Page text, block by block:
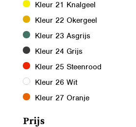
Kleur 21 Knalgeel
Kleur 22 Okergeel
Kleur 23 Asgrijs
Kleur 24 Grijs
Kleur 25 Steenrood
Kleur 26 Wit
Kleur 27 Oranje
Prijs